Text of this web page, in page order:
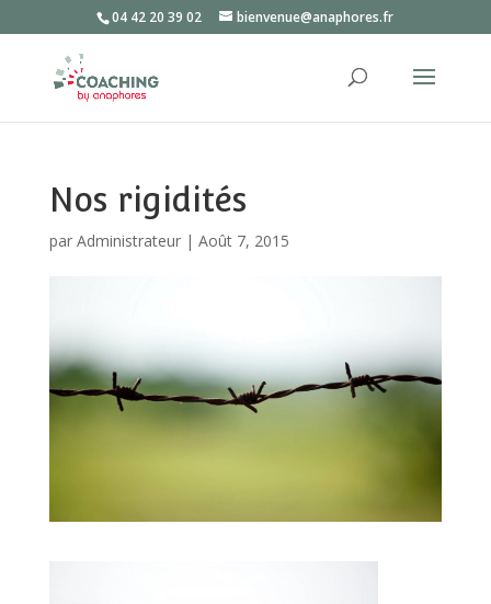
04 42 20 39 02 bienvenue@anaphores.fr
Nos rigidités
par Administrateur| Août 7, 2015